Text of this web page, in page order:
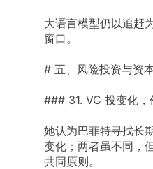
大语言模型仍以追赶
窗口。
# 五、风险投资与资
### 31. VC 投变化，
她认为巴菲特寻找长
变化；两者虽不同，
共同原则。